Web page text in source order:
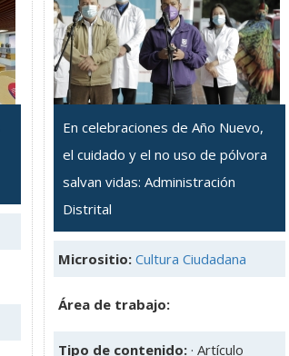
En celebraciones de Año Nuevo,
el cuidado y el no uso de pólvora
salvan vidas: Administración
Distrital
Micrositio: Cultura Ciudadana
Área de trabajo:
Tipo de contenido: · Artículo